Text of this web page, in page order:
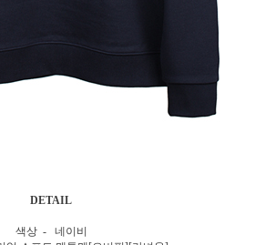
DETAIL
색상 - 네이비